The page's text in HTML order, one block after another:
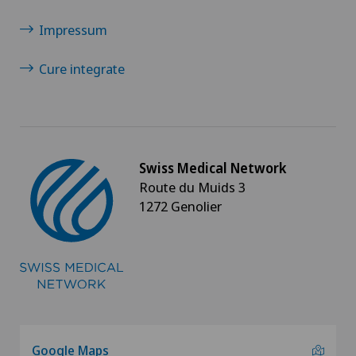
Privatklinik Villa im Park
Xundheitszentrum
Xundheitszentrum Wengen
Ärztezentrum Solothurn
Impressum
Cure integrate
Swiss Medical Network
Route du Muids 3
1272 Genolier
Google Maps